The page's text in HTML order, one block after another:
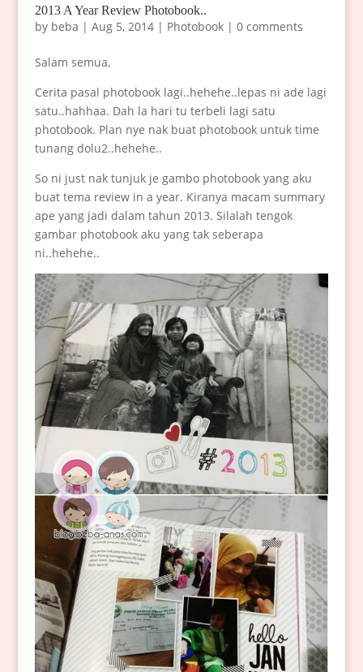
2013 A Year Review Photobook..
by beba | Aug 5, 2014| Photobook| 0 comments
Salam semua,
Cerita pasal photobook lagi..hehehe..lepas ni ade lagi
satu..hahhaa. Dah la hari tu terbeli lagi satu
photobook. Plan nye nak buat photobook untuk time
tunang dolu2..hehehe..
So ni just nak tunjuk je gambo photobook yang aku
buat tema review in a year. Kiranya macam summary
ape yang jadi dalam tahun 2013. Silalah tengok
gambar photobook aku yang tak seberapa
ni..hehehe..